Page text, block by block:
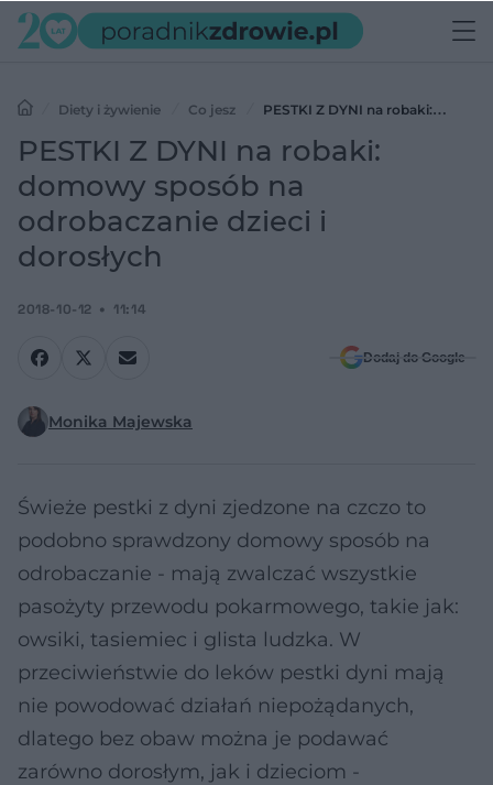
Diety i żywienie Co jesz
PESTKI Z DYNI na robaki:
domowy sposób na odrobaczanie dzieci i dorosłych
PESTKI Z DYNI na robaki:
domowy sposób na
odrobaczanie dzieci i
dorosłych
2018-10-12 11:14
Dodaj do Google
Monika Majewska
Świeże pestki z dyni zjedzone na czczo to
podobno sprawdzony domowy sposób na
odrobaczanie - mają zwalczać wszystkie
pasożyty przewodu pokarmowego, takie jak:
owsiki, tasiemiec i glista ludzka. W
przeciwieństwie do leków pestki dyni mają
nie powodować działań niepożądanych,
dlatego bez obaw można je podawać
zarówno dorosłym, jak i dzieciom -